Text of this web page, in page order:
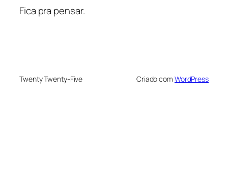
Fica pra pensar.
Twenty Twenty-Five Criado com WordPress